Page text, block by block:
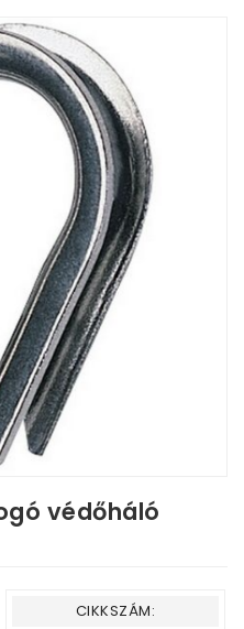
védőháló
CIKKSZÁM: